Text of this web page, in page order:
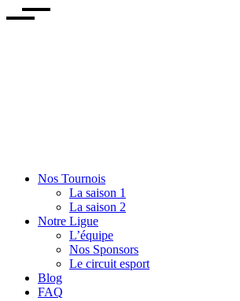
Nos Tournois
La saison 1
La saison 2
Notre Ligue
L’équipe
Nos Sponsors
Le circuit esport
Blog
FAQ